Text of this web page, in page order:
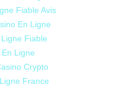
Fiable Avis
En Ligne
Fiable
Ligne
Crypto
France